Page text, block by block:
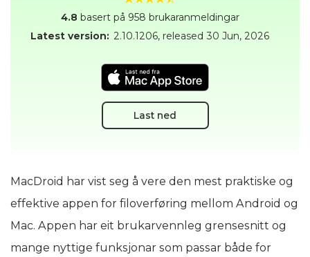
4.8 basert på 958 brukaranmeldingar
Latest version: 2.10.1206, released 30 Jun, 2026
Last ned
MacDroid har vist seg å vere den mest praktiske og
effektive appen for filoverføring mellom Android og
Mac. Appen har eit brukarvennleg grensesnitt og
mange nyttige funksjonar som passar både for